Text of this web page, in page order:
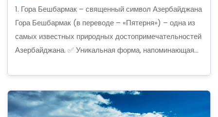
1. Гора Бешбармак – священный символ Азербайджана
Гора Бешбармак (в переводе – «Пятерня») – одна из
самых известных природных достопримечательностей
Азербайджана. ✅ Уникальная форма, напоминающая...